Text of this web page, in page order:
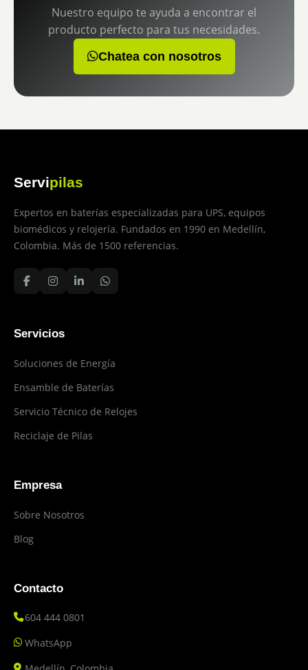
Nuestro equipo te ayuda a encontrar el
producto perfecto para tus necesidades.
Chatea con nosotros
Servipilas
Expertos en baterías especializadas para UPS, equipos
biomédicos y relojería. Fundados en 1990 en Medellín,
Colombia. Más de 1500 referencias.
Servicios
Soluciones de Energía
Ensamble de Baterías
Servicio Técnico de Relojes
Reciclaje de Pilas
Empresa
Sobre Nosotros
Blog
Contacto
604 444 0801
WhatsApp